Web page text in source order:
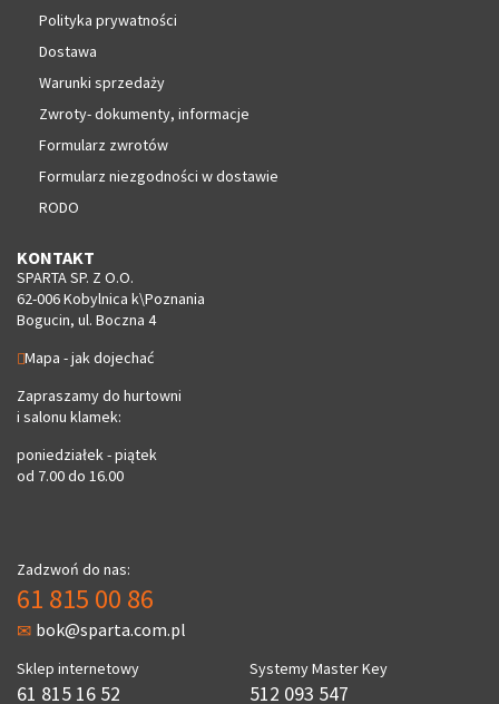
Polityka prywatności
Dostawa
Warunki sprzedaży
Zwroty- dokumenty, informacje
Formularz zwrotów
Formularz niezgodności w dostawie
RODO
KONTAKT
SPARTA SP. Z O.O.
62-006 Kobylnica k\Poznania
Bogucin, ul. Boczna 4
Mapa - jak dojechać
Zapraszamy do hurtowni
i salonu klamek:
poniedziałek - piątek
od 7.00 do 16.00
Zadzwoń do nas:
61 815 00 86
bok@sparta.com.pl
Sklep internetowy
61 815 16 52
Systemy Master Key
512 093 547